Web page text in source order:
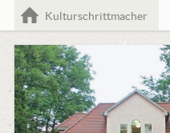
KulturschrittmacherHome